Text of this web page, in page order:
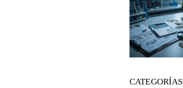
CATEGORÍAS